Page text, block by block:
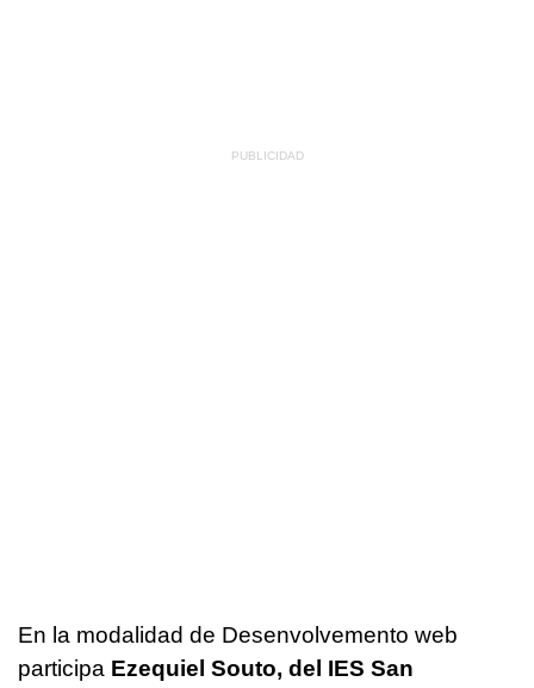
En la modalidad de Desenvolvemento web
participa Ezequiel Souto, del IES San